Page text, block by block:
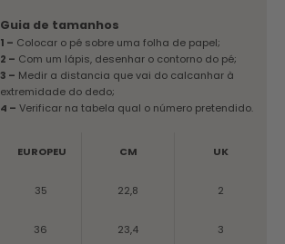
Guia de tamanhos
1 – Colocar o pé sobre uma folha de papel;
2 – Com um lápis, desenhar o contorno do pé;
3 – Medir a distancia que vai do calcanhar à
extremidade do dedo;
4 – Verificar na tabela qual o número pretendido.
EUROPEU CM UK
35 22,8 2
36 23,4 3